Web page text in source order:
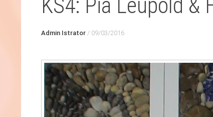
KS4: Pia Leupold &
Admin Istrator / 09/03/2016